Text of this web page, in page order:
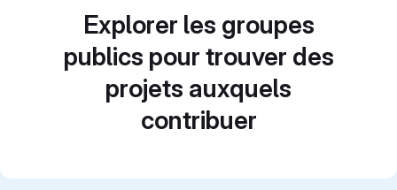
Explorer les groupes
publics pour trouver des
projets auxquels
contribuer